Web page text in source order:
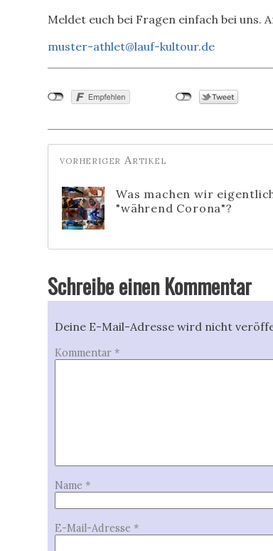
Meldet euch bei Fragen einfach bei uns.
muster-athlet@lauf-kultour.de
Was machen wir
"während Corona"?
Schreibe einen Kommentar
Deine E-Mail-Adresse wird nicht
Kommentar*
Name*
E-Mail-Adresse*